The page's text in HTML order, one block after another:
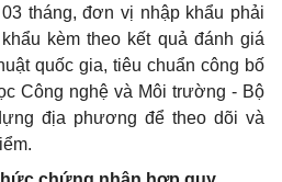
tháng, đơn vị nhập khẩu phải
kèm theo kết quả đánh giá
quốc gia, tiêu chuẩn công bố
Công nghệ và Môi trường - Bộ
địa phương để theo dõi và